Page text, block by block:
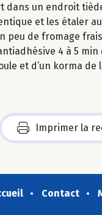
dans un endroit
et les étaler
peu de fromage
4 à 5
et d’un korma de
Imprimer la
Contact